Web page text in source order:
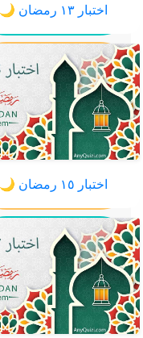
اختبار ١٣ رمضان 🌙
اختبار ١٥ رمضان 🌙